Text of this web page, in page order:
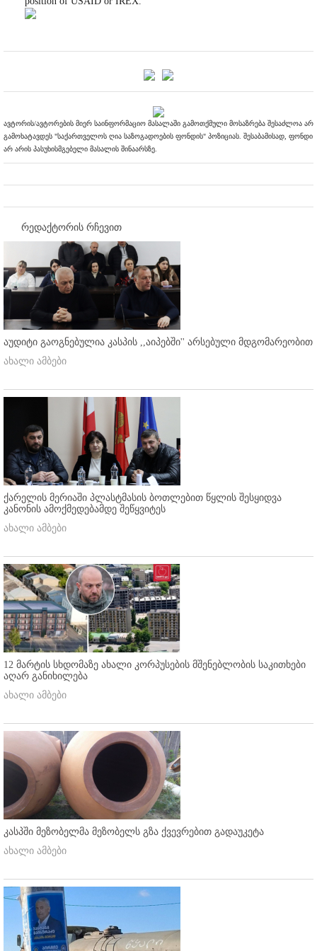
ავტორის/ავტორების მიერ საინფორმაციო მასალაში გამოთქმული მოსაზრება შესაძლოა არ
გამოხატავდეს "საქართველოს ღია საზოგადოების ფონდის" პოზიციას. შესაბამისად, ფონდი
არ არის პასუხისმგებელი მასალის შინაარსზე.
რედაქტორის რჩევით
აუდიტი გაოგნებულია კასპის ,,აიპებში'' არსებული მდგომარეობით
ახალი ამბები
ქარელის მერიაში პლასტმასის ბოთლებით წყლის შესყიდვა
კანონის ამოქმედებამდე შეწყვიტეს
ახალი ამბები
12 მარტის სხდომაზე ახალი კორპუსების მშენებლობის საკითხები
აღარ განიხილება
ახალი ამბები
კასპში მეზობელმა მეზობელს გზა ქვევრებით გადაუკეტა
ახალი ამბები